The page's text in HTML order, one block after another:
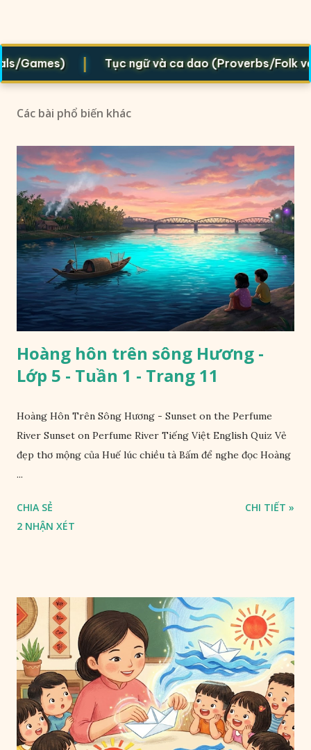
| Tục ngữ và ca dao (Proverbs/Folk verses)
Các bài phổ biến khác
Hoàng hôn trên sông Hương -
Lớp 5 - Tuần 1 - Trang 11
Hoàng Hôn Trên Sông Hương - Sunset on the Perfume
River Sunset on Perfume River Tiếng Việt English Quiz Vẻ
đẹp thơ mộng của Huế lúc chiều tà Bấm để nghe đọc Hoàng
...
CHIA SẺ
2 NHẬN XÉT
CHI TIẾT »